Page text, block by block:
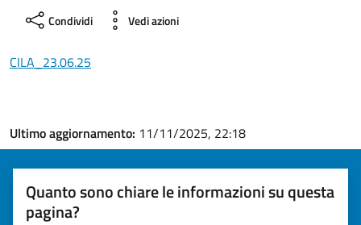
Condividi Vedi azioni
CILA_23.06.25
Ultimo aggiornamento: 11/11/2025, 22:18
Quanto sono chiare le informazioni su questa
pagina?